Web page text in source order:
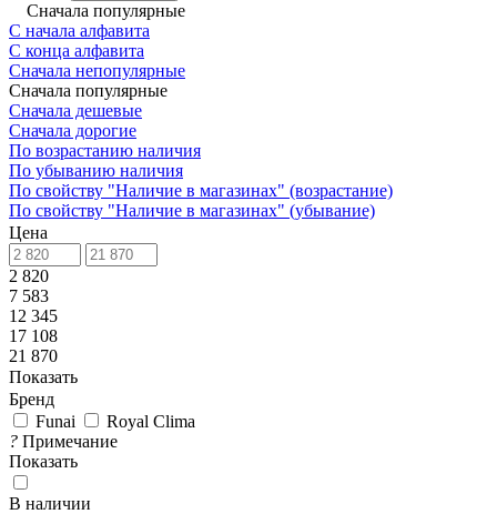
Сначала популярные
С начала алфавита
С конца алфавита
Сначала непопулярные
Сначала популярные
Сначала дешевые
Сначала дорогие
По возрастанию наличия
По убыванию наличия
По свойству "Наличие в магазинах" (возрастание)
По свойству "Наличие в магазинах" (убывание)
Цена
2 820
7 583
12 345
17 108
21 870
Показать
Бренд
Funai
Royal Clima
? Примечание
Показать
В наличии